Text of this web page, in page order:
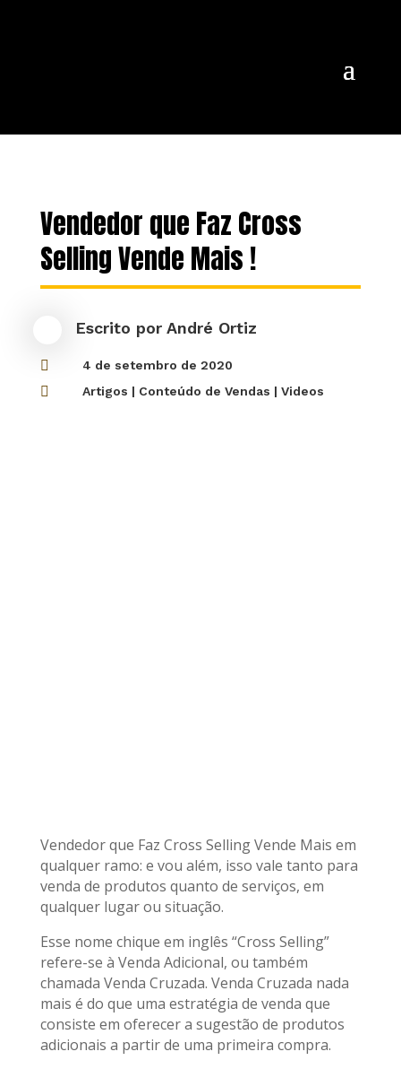
Vendedor que Faz Cross
Selling Vende Mais !
Escrito por André Ortiz
 4 de setembro de 2020
 Artigos | Conteúdo de Vendas | Videos
Vendedor que Faz Cross Selling Vende Mais em
qualquer ramo: e vou além, isso vale tanto para
venda de produtos quanto de serviços, em
qualquer lugar ou situação.
Esse nome chique em inglês “Cross Selling”
refere-se à Venda Adicional, ou também
chamada Venda Cruzada. Venda Cruzada nada
mais é do que uma estratégia de venda que
consiste em oferecer a sugestão de produtos
adicionais a partir de uma primeira compra.